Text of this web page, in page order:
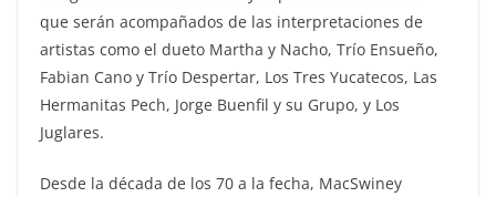
que serán acompañados de las interpretaciones de
artistas como el dueto Martha y Nacho, Trío Ensueño,
Fabian Cano y Trío Despertar, Los Tres Yucatecos, Las
Hermanitas Pech, Jorge Buenfil y su Grupo, y Los
Juglares.
Desde la década de los 70 a la fecha, MacSwiney